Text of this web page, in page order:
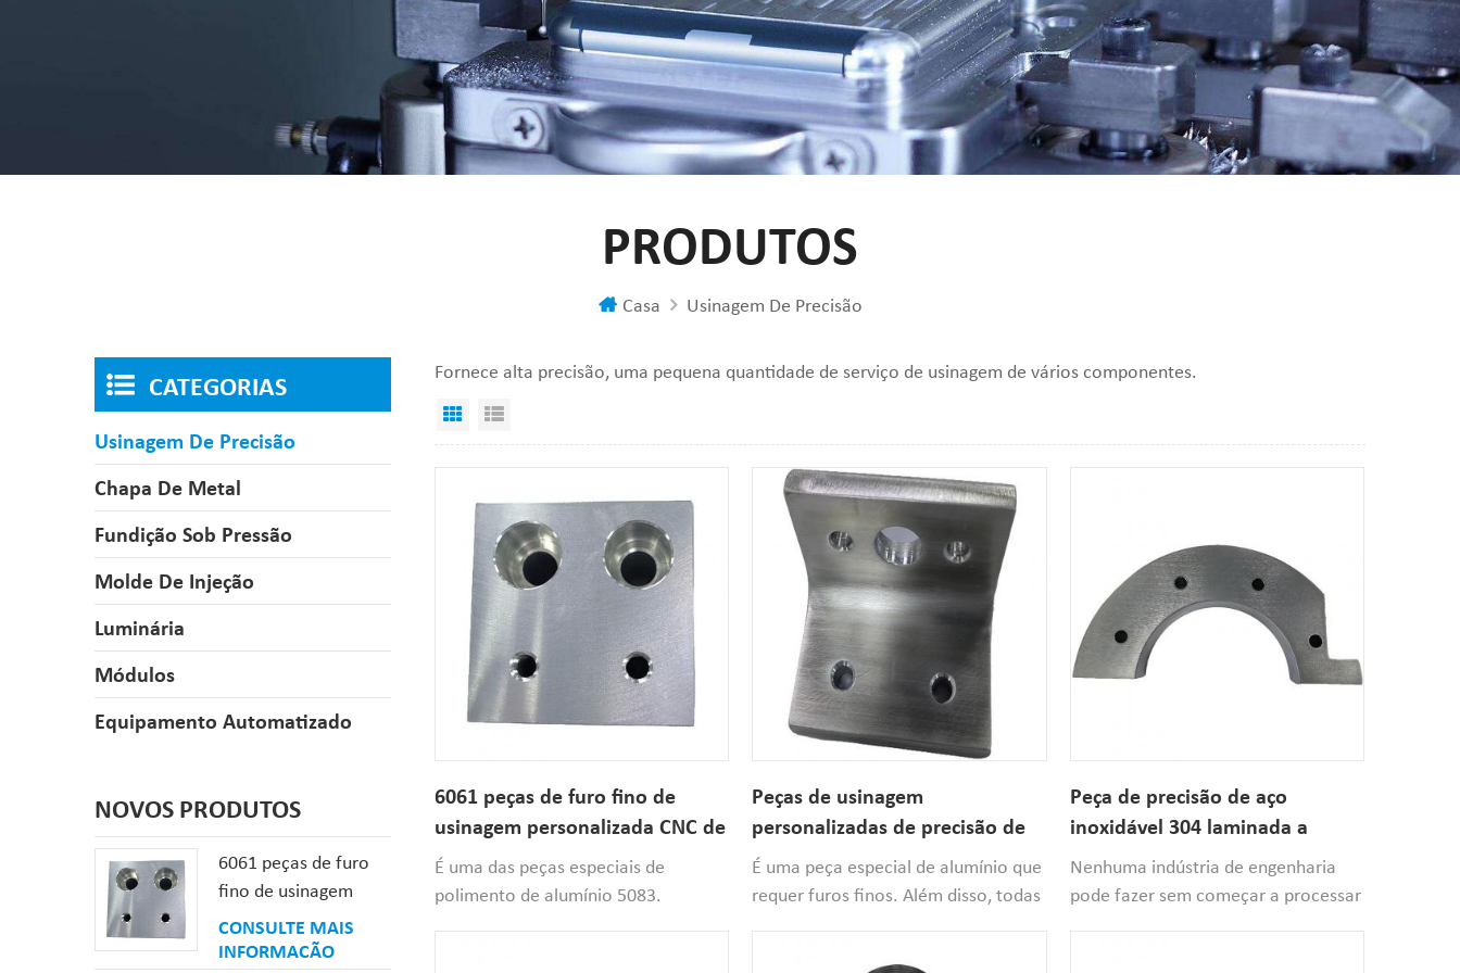
PRODUTOS
Casa Usinagem De Precisão
Fornece alta precisão, uma pequena quantidade de serviço de usinagem de vários componentes.
Visualização em grade
6061 peças de furo fino de
usinagem personalizada CNC de
alumínio
É uma das peças especiais de
polimento de alumínio 5083.
Peças de usinagem
personalizadas de precisão de
alumínio 6082
É uma peça especial de alumínio que
requer furos finos. Além disso, todas
Peça de precisão de aço
inoxidável 304 laminada a
quente
Nenhuma indústria de engenharia
pode fazer sem começar a processar
CATEGORIAS
Usinagem De Precisão
Chapa De Metal
Fundição Sob Pressão
Molde De Injeção
Luminária
Módulos
Equipamento Automatizado
NOVOS PRODUTOS
6061 peças de furo
fino de usinagem
personalizada CNC
de alumínio
CONSULTE MAIS
INFORMAÇÃO